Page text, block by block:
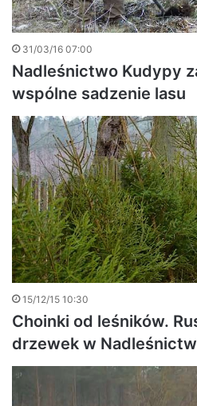
31/03/16 07:00
Nadleśnictwo Kudypy
wspólne sadzenie lasu
15/12/15 10:30
Choinki od leśników.
drzewek w